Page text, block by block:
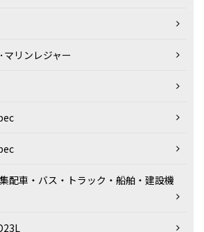
リンレジャー
配車・バス・トラック・船舶・建設機